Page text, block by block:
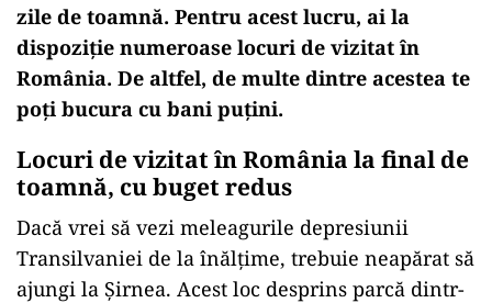
zile de toamnă. Pentru acest lucru, ai la
dispoziție numeroase locuri de vizitat în
România. De altfel, de multe dintre acestea te
poți bucura cu bani puțini.
Locuri de vizitat în România la final de
toamnă, cu buget redus
Dacă vrei să vezi meleagurile depresiunii
Transilvaniei de la înălțime, trebuie neapărat să
ajungi la Șirnea. Acest loc desprins parcă dintr-